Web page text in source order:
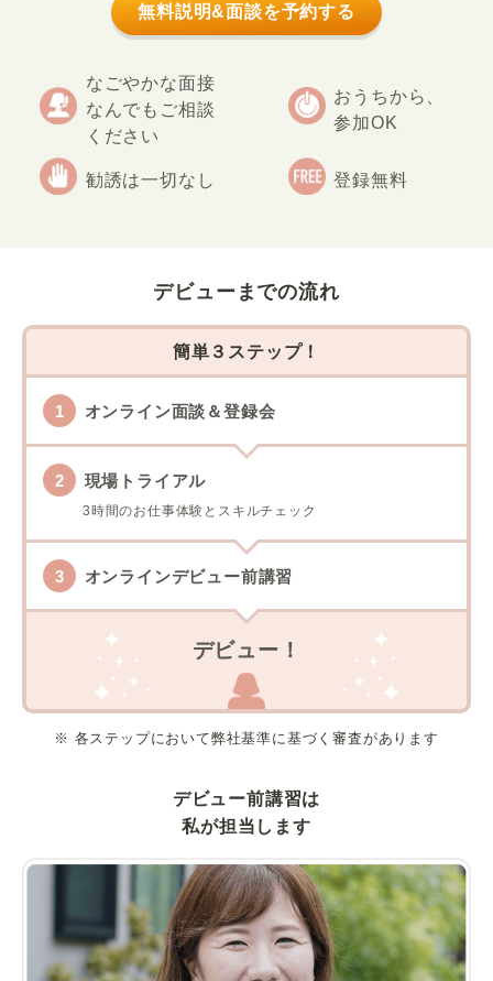
無料説明&面談を予約する
なごやかな面接
なんでもご相談
ください
おうちから、
参加OK
勧誘は一切なし 登録無料
デビューまでの流れ
簡単３ステップ！
オンライン面談＆登録会
現場トライアル
3時間のお仕事体験とスキルチェック
オンラインデビュー前講習
デビュー！
※ 各ステップにおいて弊社基準に基づく審査があります
デビュー前講習は
私が担当します